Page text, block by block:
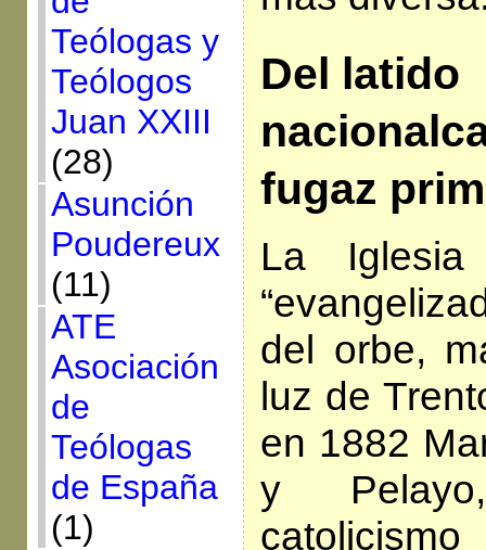
Teólogas y
Teólogos
Juan XXIII
(28)
Asunción
Poudereux
(11)
ATE
Asociación
de
Teólogas
de España
(1)
Del latido
fugaz
La
del orbe,
luz de
en 1882
y